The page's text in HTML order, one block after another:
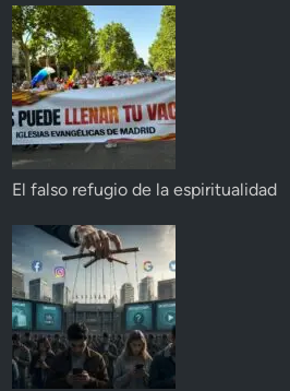
El falso refugio de la espiritualidad